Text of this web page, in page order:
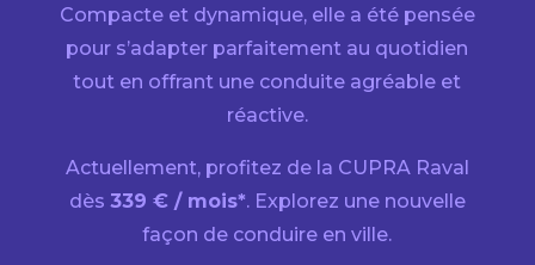
Compacte et dynamique, elle a été pensée
pour s’adapter parfaitement au quotidien
tout en offrant une conduite agréable et
réactive.
Actuellement, profitez de la CUPRA Raval
dès 339 € / mois*. Explorez une nouvelle
façon de conduire en ville.